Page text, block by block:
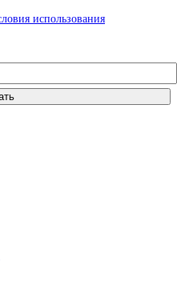
использования